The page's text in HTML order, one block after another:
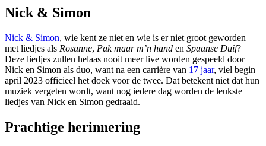
Nick & Simon
Nick & Simon, wie kent ze niet en wie is er niet groot geworden
met liedjes als Rosanne, Pak maar m’n hand en Spaanse Duif?
Deze liedjes zullen helaas nooit meer live worden gespeeld door
Nick en Simon als duo, want na een carrière van 17 jaar, viel begin
april 2023 officieel het doek voor de twee. Dat betekent niet dat hun
muziek vergeten wordt, want nog iedere dag worden de leukste
liedjes van Nick en Simon gedraaid.
Prachtige herinnering